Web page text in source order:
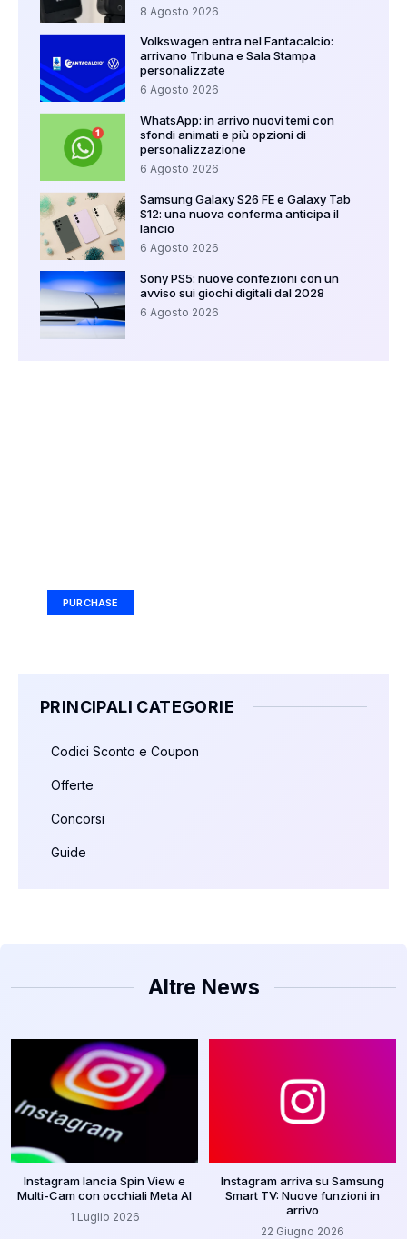
8 Agosto 2026
Volkswagen entra nel Fantacalcio:
arrivano Tribuna e Sala Stampa
personalizzate
6 Agosto 2026
WhatsApp: in arrivo nuovi temi con
sfondi animati e più opzioni di
personalizzazione
6 Agosto 2026
Samsung Galaxy S26 FE e Galaxy Tab
S12: una nuova conferma anticipa il
lancio
6 Agosto 2026
Sony PS5: nuove confezioni con un
avviso sui giochi digitali dal 2028
6 Agosto 2026
PURCHASE
PRINCIPALI CATEGORIE
Codici Sconto e Coupon
Offerte
Concorsi
Guide
Altre News
Instagram lancia Spin View e
Multi-Cam con occhiali Meta AI
1 Luglio 2026
Instagram arriva su Samsung
Smart TV: Nuove funzioni in
arrivo
22 Giugno 2026